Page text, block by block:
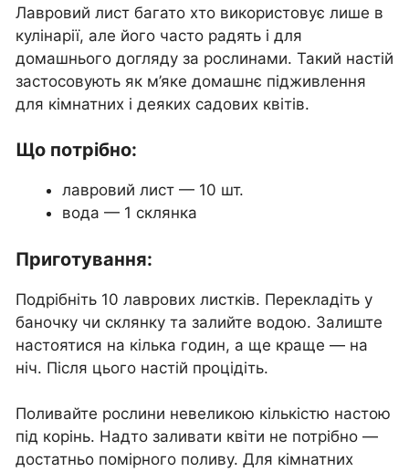
Лавровий лист багато хто використовує лише в
кулінарії, але його часто радять і для
домашнього догляду за рослинами. Такий настій
застосовують як м’яке домашнє підживлення
для кімнатних і деяких садових квітів.
Що потрібно:
лавровий лист — 10 шт.
вода — 1 склянка
Приготування:
Подрібніть 10 лаврових листків. Перекладіть у
баночку чи склянку та залийте водою. Залиште
настоятися на кілька годин, а ще краще — на
ніч. Після цього настій процідіть.
Поливайте рослини невеликою кількістю настою
під корінь. Надто заливати квіти не потрібно —
достатньо помірного поливу. Для кімнатних